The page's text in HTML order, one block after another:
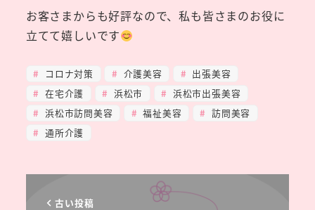
お客さまからも好評なので、私も皆さまのお役に
立てて嬉しいです
コロナ対策 介護美容
出張美容
在宅介護
浜松市
浜松市出張美容
浜松市訪問美容
福祉美容
訪問美容
通所介護
古い投稿